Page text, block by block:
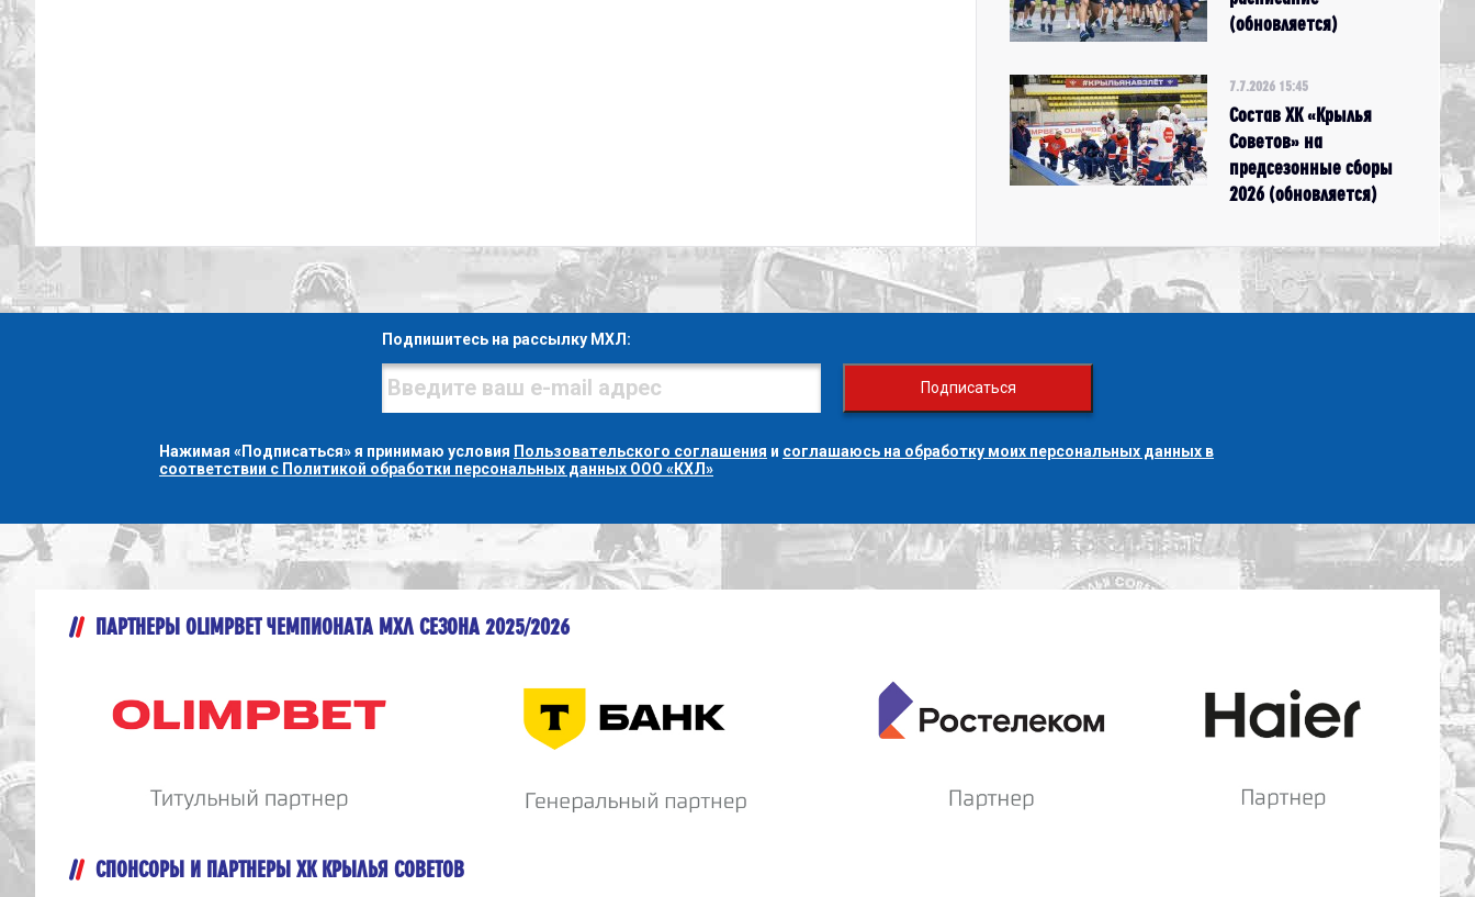
(обновляется)
7.7.2026 15:45
Состав ХК «Крылья
Советов» на
предсезонные сборы
2026 (обновляется)
Подпишитесь на рассылку МХЛ:
Подписаться
Нажимая «Подписаться» я принимаю условия Пользовательского соглашения и соглашаюсь на обработку моих персональных данных в
соответствии с Политикой обработки персональных данных ООО «КХЛ»
ПАРТНЕРЫ OLIMPBET ЧЕМПИОНАТА МХЛ СЕЗОНА 2025/2026
СПОНСОРЫ И ПАРТНЕРЫ ХК КРЫЛЬЯ СОВЕТОВ